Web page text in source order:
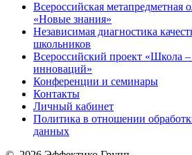
Всероссийская
«Новые знания»
Независимая диагностика
школьников
Всероссийский проект «Школа –
инноваций»
Конференции и семинары
Контакты
Личный кабинет
Политика в отношении
данных